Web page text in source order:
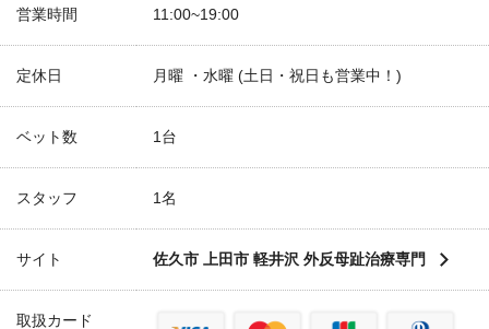
営業時間 11:00~19:00
定休日 月曜 ・水曜 (土日・祝日も営業中！)
ベット数 1台
スタッフ 1名
サイト 佐久市 上田市 軽井沢 外反母趾治療専門
取扱カード